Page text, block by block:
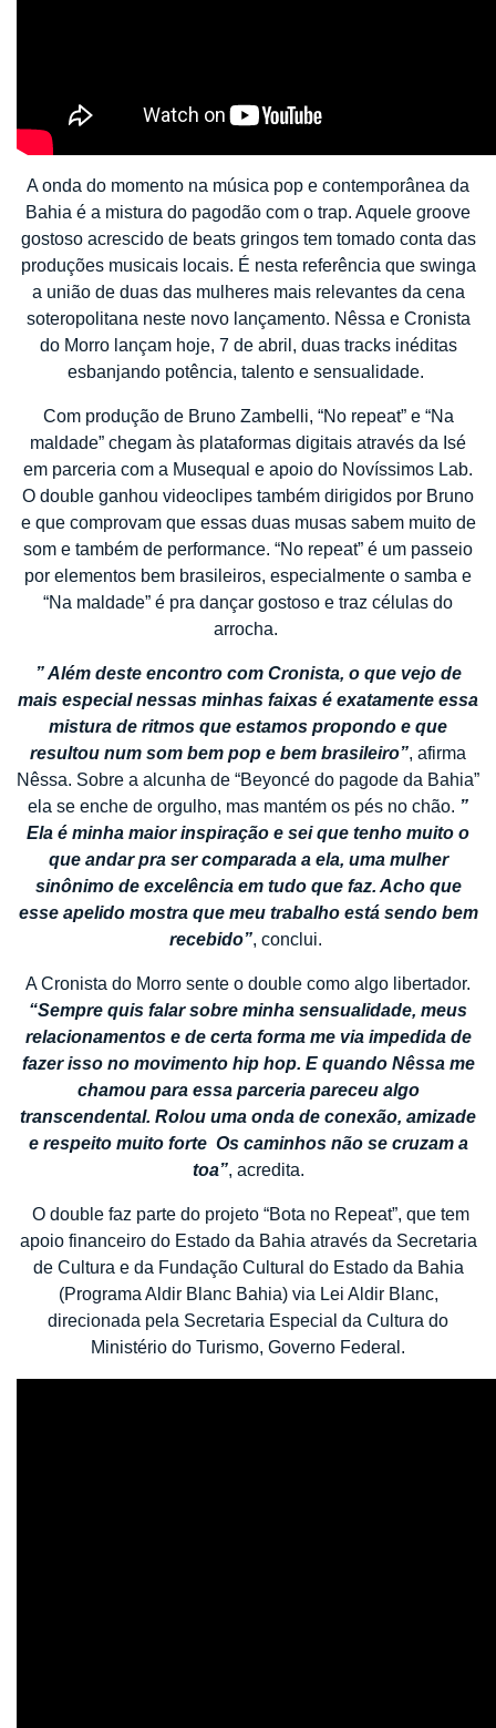
A onda do momento na música pop e contemporânea da
Bahia é a mistura do pagodão com o trap. Aquele groove
gostoso acrescido de beats gringos tem tomado conta das
produções musicais locais. É nesta referência que swinga
a união de duas das mulheres mais relevantes da cena
soteropolitana neste novo lançamento. Nêssa e Cronista
do Morro lançam hoje, 7 de abril, duas tracks inéditas
esbanjando potência, talento e sensualidade.
Com produção de Bruno Zambelli, “No repeat” e “Na
maldade” chegam às plataformas digitais através da Isé
em parceria com a Musequal e apoio do Novíssimos Lab.
O double ganhou videoclipes também dirigidos por Bruno
e que comprovam que essas duas musas sabem muito de
som e também de performance. “No repeat” é um passeio
por elementos bem brasileiros, especialmente o samba e
“Na maldade” é pra dançar gostoso e traz células do
arrocha.
” Além deste encontro com Cronista, o que vejo de
mais especial nessas minhas faixas é exatamente essa
mistura de ritmos que estamos propondo e que
resultou num som bem pop e bem brasileiro”, afirma
Nêssa. Sobre a alcunha de “Beyoncé do pagode da Bahia”
ela se enche de orgulho, mas mantém os pés no chão. ”
Ela é minha maior inspiração e sei que tenho muito o
que andar pra ser comparada a ela, uma mulher
sinônimo de excelência em tudo que faz. Acho que
esse apelido mostra que meu trabalho está sendo bem
recebido”, conclui.
A Cronista do Morro sente o double como algo libertador.
“Sempre quis falar sobre minha sensualidade, meus
relacionamentos e de certa forma me via impedida de
fazer isso no movimento hip hop. E quando Nêssa me
chamou para essa parceria pareceu algo
transcendental. Rolou uma onda de conexão, amizade
e respeito muito forte Os caminhos não se cruzam a
toa”, acredita.
O double faz parte do projeto “Bota no Repeat”, que tem
apoio financeiro do Estado da Bahia através da Secretaria
de Cultura e da Fundação Cultural do Estado da Bahia
(Programa Aldir Blanc Bahia) via Lei Aldir Blanc,
direcionada pela Secretaria Especial da Cultura do
Ministério do Turismo, Governo Federal.